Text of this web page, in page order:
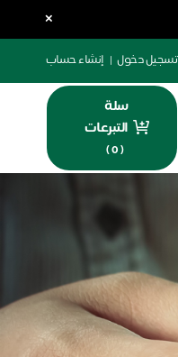
×
تسجيل دخول | إنشاء حساب
سلة
التبرعات
(
0
)